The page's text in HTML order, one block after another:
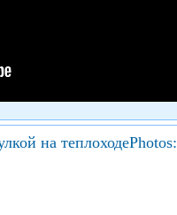
на теплоходеPhotos: